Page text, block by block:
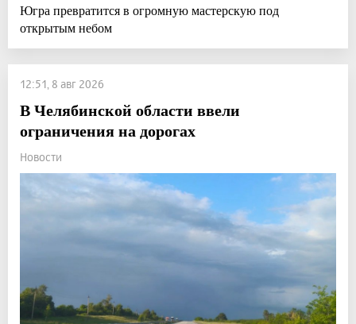
Югра превратится в огромную мастерскую под
открытым небом
12:51, 8 авг 2026
В Челябинской области ввели
ограничения на дорогах
Новости